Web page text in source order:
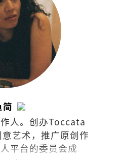
简
人。创办Toccata
艺术，推广原创作
平台的委员会成